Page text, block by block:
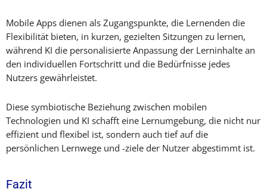
Mobile Apps dienen als Zugangspunkte, die Lernenden die
Flexibilität bieten, in kurzen, gezielten Sitzungen zu lernen,
während KI die personalisierte Anpassung der Lerninhalte an
den individuellen Fortschritt und die Bedürfnisse jedes
Nutzers gewährleistet.
Diese symbiotische Beziehung zwischen mobilen
Technologien und KI schafft eine Lernumgebung, die nicht nur
effizient und flexibel ist, sondern auch tief auf die
persönlichen Lernwege und -ziele der Nutzer abgestimmt ist.
Fazit